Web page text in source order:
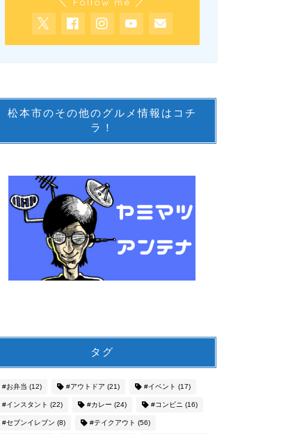
松本市のその他のグルメ情報はコチ
ラ！
タグ
#お弁当 (12) #アウトドア (21) #イベント (17)
#インスタント (22) #カレー (24) #コンビニ (16)
#セブンイレブン (8) #テイクアウト (56)